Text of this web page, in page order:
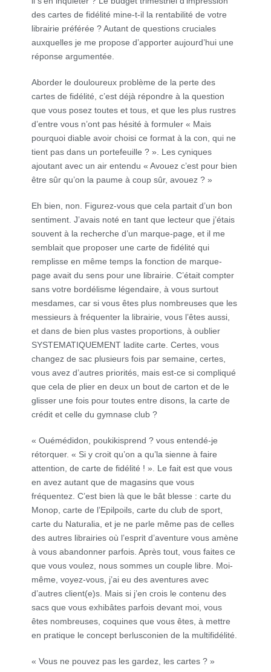
des cartes de fidélité mine-t-il la rentabilité de votre
librairie préférée ? Autant de questions cruciales
auxquelles je me propose d’apporter aujourd’hui une
réponse argumentée.
Aborder le douloureux problème de la perte des
cartes de fidélité, c’est déjà répondre à la question
que vous posez toutes et tous, et que les plus rustres
d’entre vous n’ont pas hésité à formuler « Mais
pourquoi diable avoir choisi ce format à la con, qui ne
tient pas dans un portefeuille ? ». Les cyniques
ajoutant avec un air entendu « Avouez c’est pour bien
être sûr qu’on la paume à coup sûr, avouez ? »
Eh bien, non. Figurez-vous que cela partait d’un bon
sentiment. J’avais noté en tant que lecteur que j’étais
souvent à la recherche d’un marque-page, et il me
semblait que proposer une carte de fidélité qui
remplisse en même temps la fonction de marque-
page avait du sens pour une librairie. C’était compter
sans votre bordélisme légendaire, à vous surtout
mesdames, car si vous êtes plus nombreuses que les
messieurs à fréquenter la librairie, vous l’êtes aussi,
et dans de bien plus vastes proportions, à oublier
SYSTEMATIQUEMENT ladite carte. Certes, vous
changez de sac plusieurs fois par semaine, certes,
vous avez d’autres priorités, mais est-ce si compliqué
que cela de plier en deux un bout de carton et de le
glisser une fois pour toutes entre disons, la carte de
crédit et celle du gymnase club ?
« Ouémédidon, poukikisprend ? vous entendé-je
rétorquer. « Si y croit qu’on a qu’la sienne à faire
attention, de carte de fidélité ! ». Le fait est que vous
en avez autant que de magasins que vous
fréquentez. C’est bien là que le bât blesse : carte du
Monop, carte de l’Epilpoils, carte du club de sport,
carte du Naturalia, et je ne parle même pas de celles
des autres librairies où l’esprit d’aventure vous amène
à vous abandonner parfois. Après tout, vous faites ce
que vous voulez, nous sommes un couple libre. Moi-
même, voyez-vous, j’ai eu des aventures avec
d’autres client(e)s. Mais si j’en crois le contenu des
sacs que vous exhibâtes parfois devant moi, vous
êtes nombreuses, coquines que vous êtes, à mettre
en pratique le concept berlusconien de la multifidélité.
« Vous ne pouvez pas les gardez, les cartes ? »